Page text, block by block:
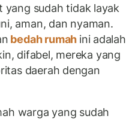
yang sudah tidak layak
aman, dan nyaman.
bedah rumah ini adalah
difabel, mereka yang
daerah dengan
warga yang sudah